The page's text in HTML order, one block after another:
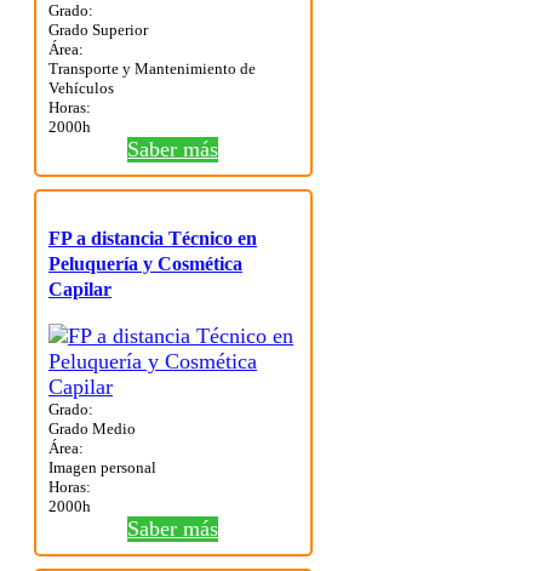
Grado:
Grado Superior
Área:
Transporte y Mantenimiento de
Vehículos
Horas:
2000h
Saber más
FP a distancia Técnico en
Peluquería y Cosmética
Capilar
Grado:
Grado Medio
Área:
Imagen personal
Horas:
2000h
Saber más